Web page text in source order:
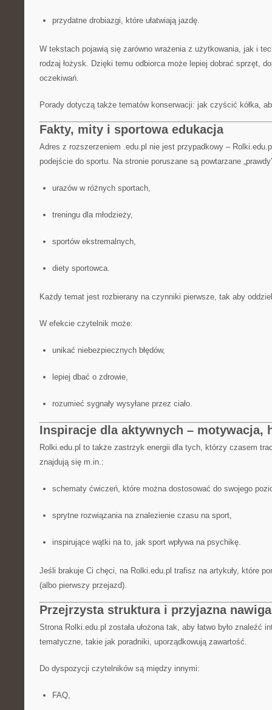
przydatne drobiazgi, które ułatwiają jazdę.
W tekstach pojawią się zarówno wrażenia z użytkowania, jak i
rodzaj łożysk. Dzięki temu odbiorca może lepiej dobrać sprzęt,
oczekiwań.
Porady dotyczą także tematów konserwacji: jak czyścić kółka,
Fakty, mity i sportowa edukacja
Adres z rozszerzeniem .edu.pl nie jest przypadkowy –
podejście do sportu. Na stronie poruszane są powtarzane
urazów w różnych sportach,
treningu dla młodzieży,
sportów ekstremalnych,
diety sportowca.
Każdy temat jest rozbierany na czynniki pierwsze, tak aby
W efekcie czytelnik może:
unikać niebezpiecznych błędów,
lepiej dbać o zdrowie,
rozumieć sygnały wysyłane przez ciało.
Inspiracje dla aktywnych – motywacja,
Rolki.edu.pl to także zastrzyk energii dla tych, którzy czasem
znajdują się m.in.:
schematy ćwiczeń, które można dostosować do swojego
sprytne rozwiązania na znalezienie czasu na sport,
inspirujące wątki na to, jak sport wpływa na psychikę.
Jeśli brakuje Ci chęci, na Rolki.edu.pl trafisz na artykuły, które
(albo pierwszy przejazd).
Przejrzysta struktura i przyjazna
Strona Rolki.edu.pl została ułożona tak, aby łatwo było znaleźć
tematyczne, takie jak poradniki, uporządkowują zawartość.
Do dyspozycji czytelników są między innymi:
FAQ,